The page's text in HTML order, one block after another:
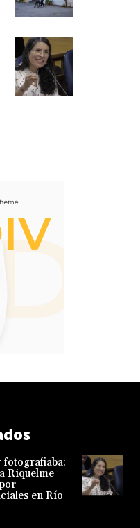
fotografiaba:
Riquelme
en Río